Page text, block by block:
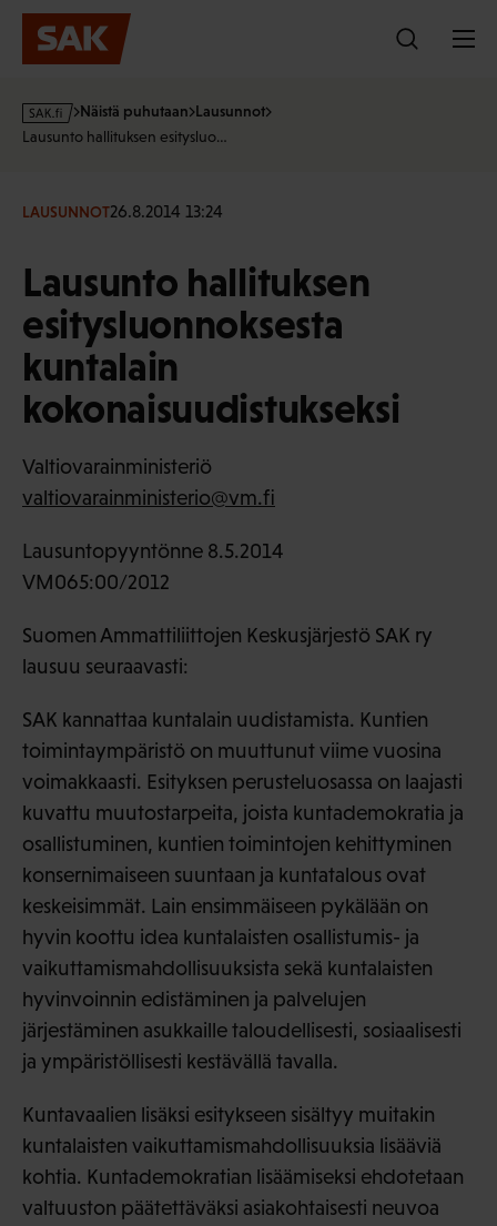
Hyppää
sisältöön
s
a
f
Näistä puhutaan Lausunnot
Lausunto hallituksen esitysluo…
LAUSUNNOT26.8.2014 13:24
Lausunto hallituksen
esitysluonnoksesta
kuntalain
kokonaisuudistukseksi
Valtiovarainministeriö
valtiovarainministerio@vm.fi
Lausuntopyyntönne 8.5.2014
VM065:00/2012
Suomen Ammattiliittojen Keskusjärjestö SAK ry
lausuu seuraavasti:
SAK kannattaa kuntalain uudistamista. Kuntien
toimintaympäristö on muuttunut viime vuosina
voimakkaasti. Esityksen perusteluosassa on laajasti
kuvattu muutostarpeita, joista kuntademokratia ja
osallistuminen, kuntien toimintojen kehittyminen
konsernimaiseen suuntaan ja kuntatalous ovat
keskeisimmät. Lain ensimmäiseen pykälään on
hyvin koottu idea kuntalaisten osallistumis- ja
vaikuttamismahdollisuuksista sekä kuntalaisten
hyvinvoinnin edistäminen ja palvelujen
järjestäminen asukkaille taloudellisesti, sosiaalisesti
ja ympäristöllisesti kestävällä tavalla.
Kuntavaalien lisäksi esitykseen sisältyy muitakin
kuntalaisten vaikuttamismahdollisuuksia lisääviä
kohtia. Kuntademokratian lisäämiseksi ehdotetaan
valtuuston päätettäväksi asiakohtaisesti neuvoa